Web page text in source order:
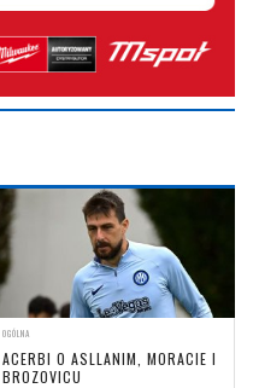
OGÓLNA
ACERBI O ASLLANIM, MORACIE I
BROZOVICU